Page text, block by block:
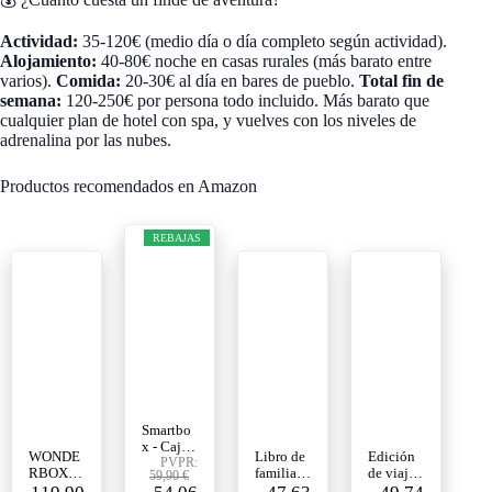
Actividad: 35-120€ (medio día o día completo según actividad).
Alojamiento: 40-80€ noche en casas rurales (más barato entre
varios). Comida: 20-30€ al día en bares de pueblo. Total fin de
semana: 120-250€ por persona todo incluido. Más barato que
cualquier plan de hotel con spa, y vuelves con los niveles de
adrenalina por las nubes.
Productos recomendados en Amazon
WONDE
RBOX -
REBAJAS
Smartbo
x - Caja
regalo 2
días de
PVPR:
59,90 €
Libro de
familia
Edición
de viaje -